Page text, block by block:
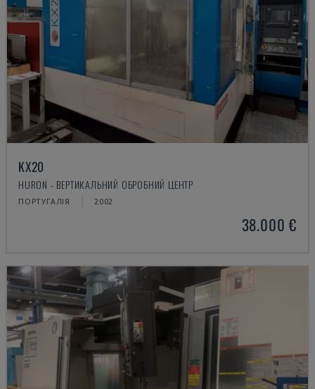
KX20
HURON - ВЕРТИКАЛЬНИЙ ОБРОБНИЙ ЦЕНТР
ПОРТУГАЛІЯ 2002
38.000 €